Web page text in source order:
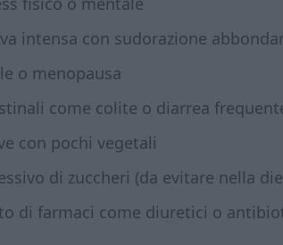
intensa con sudorazione
o menopausa
come colite o diarrea
con pochi vegetali
di zuccheri (da evitare nella
di farmaci come diuretici o